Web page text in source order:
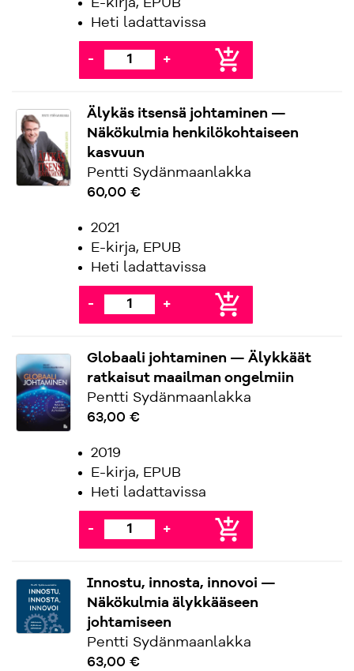
E-kirja, EPUB
Heti ladattavissa
- + add_shopping_cart
Älykäs itsensä johtaminen —
Näkökulmia henkilökohtaiseen
kasvuun
Pentti Sydänmaanlakka
60,00 €
2021
E-kirja, EPUB
Heti ladattavissa
- + add_shopping_cart
Globaali johtaminen — Älykkäät
ratkaisut maailman ongelmiin
Pentti Sydänmaanlakka
63,00 €
2019
E-kirja, EPUB
Heti ladattavissa
- + add_shopping_cart
Innostu, innosta, innovoi —
Näkökulmia älykkääseen
johtamiseen
Pentti Sydänmaanlakka
63,00 €